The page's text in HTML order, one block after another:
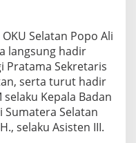
Selatan Popo Ali
langsung hadir
Pratama Sekretaris
serta turut hadir
Kepala Badan
Sumatera Selatan
selaku Asisten III.